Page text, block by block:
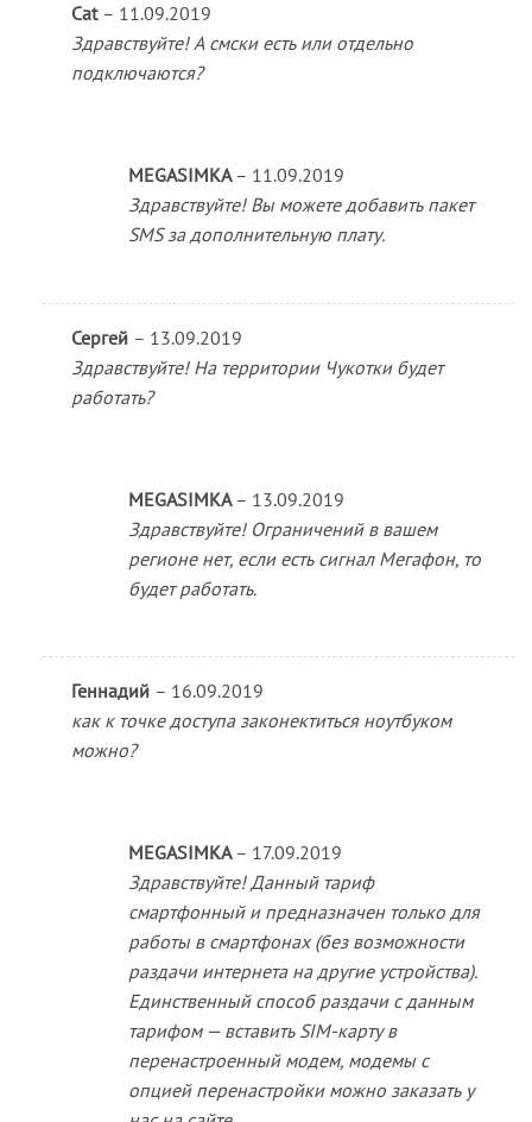
Cat – 11.09.2019
Здравствуйте! А смски есть или отдельно
подключаются?
MEGASIMKA – 11.09.2019
Здравствуйте! Вы можете добавить пакет
SMS за дополнительную плату.
Сергей – 13.09.2019
Здравствуйте! На территории Чукотки будет
работать?
MEGASIMKA – 13.09.2019
Здравствуйте! Ограничений в вашем
регионе нет, если есть сигнал Мегафон, то
будет работать.
Геннадий – 16.09.2019
как к точке доступа законектиться ноутбуком
можно?
MEGASIMKA – 17.09.2019
Здравствуйте! Данный тариф
смартфонный и предназначен только для
работы в смартфонах (без возможности
раздачи интернета на другие устройства).
Единственный способ раздачи с данным
тарифом — вставить SIM-карту в
перенастроенный модем, модемы с
опцией перенастройки можно заказать у